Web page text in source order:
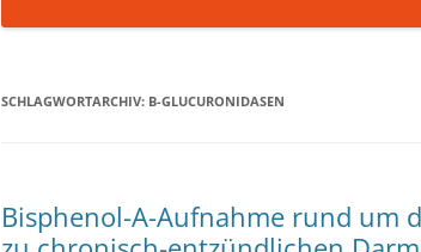
SCHLAGWORTARCHIV: Β-GLUCURONIDASEN
Bisphenol-A-Aufnahme rund um